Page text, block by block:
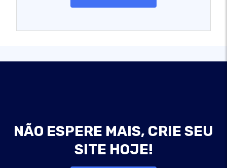
NÃO ESPERE MAIS, CRIE SEU
SITE HOJE!